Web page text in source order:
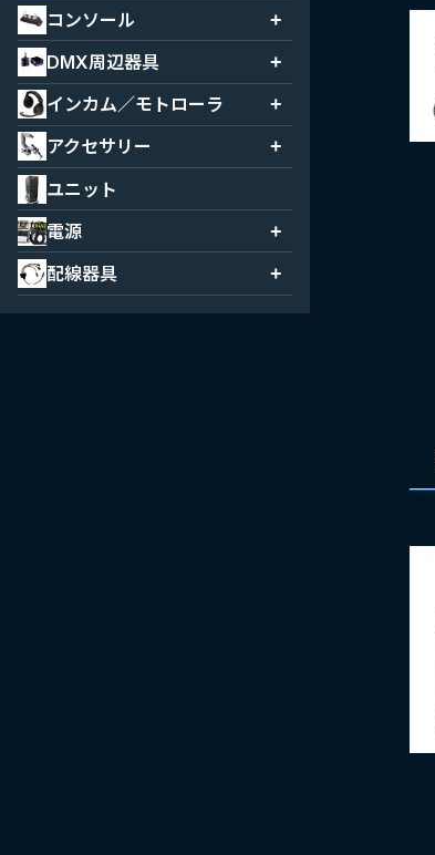
フォグマシン
ファン
ホリゾント演出
ブラックライト
出物
その他
コンソール +
Digital
Manual
DMX周辺器具 +
信号線
機器
インカム／モトローラ +
インカム
モトローラ
アクセサリー +
ハンガー
ベース
スタンド
その他
ユニット
電源
+
電源ケーブル
配線器具 +
ボーダーケーブル